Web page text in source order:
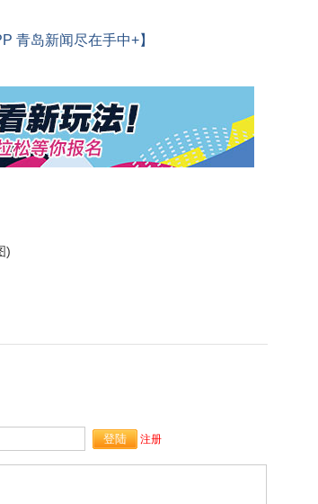
青岛新闻尽在手中+】
)
注册